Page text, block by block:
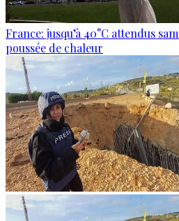
France: jusqu’à 40°C attendus
poussée de chaleur